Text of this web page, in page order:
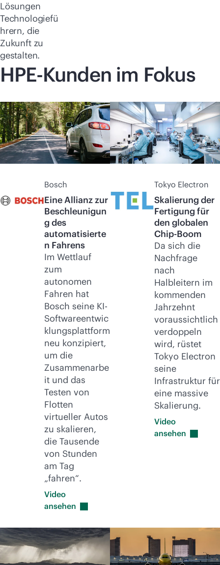
Lösungen
Technologiefü
hrern, die
Zukunft zu
gestalten.
HPE-Kunden im Fokus
Bosch
Eine Allianz zur
Beschleunigun
g des
automatisierte
n Fahrens
Im Wettlauf
zum
autonomen
Fahren hat
Bosch seine KI-
Softwareentwic
klungsplattform
neu konzipiert,
um die
Zusammenarbe
it und das
Testen von
Flotten
virtueller Autos
zu skalieren,
die Tausende
von Stunden
am Tag
„fahren“.
Video
ansehen
Tokyo Electron
Skalierung der
Fertigung für
den globalen
Chip-Boom
Da sich die
Nachfrage
nach
Halbleitern im
kommenden
Jahrzehnt
voraussichtlich
verdoppeln
wird, rüstet
Tokyo Electron
seine
Infrastruktur für
eine massive
Skalierung.
Video
ansehen